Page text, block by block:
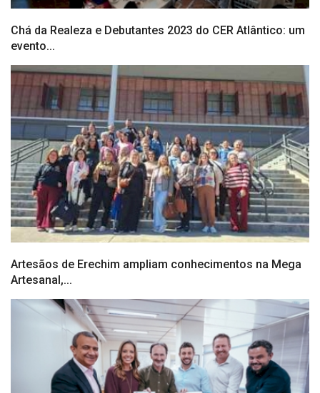
Chá da Realeza e Debutantes 2023 do CER Atlântico: um
evento...
Artesãos de Erechim ampliam conhecimentos na Mega
Artesanal,...